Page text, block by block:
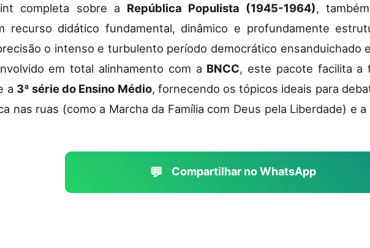
completa sobre a República Populista (1945-1964),
recurso didático fundamental, dinâmico e profundamente
o intenso e turbulento período democrático ensanduichado
em total alinhamento com a BNCC, este pacote facilita a
a 3ª série do Ensino Médio, fornecendo os tópicos ideais para
nas ruas (como a Marcha da Família com Deus pela Liberdade) e
💬 Compartilhar no WhatsApp